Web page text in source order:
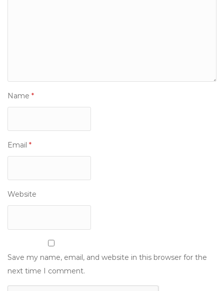
Name *
Email *
Website
Save my name, email, and website in this browser for the
next time I comment.